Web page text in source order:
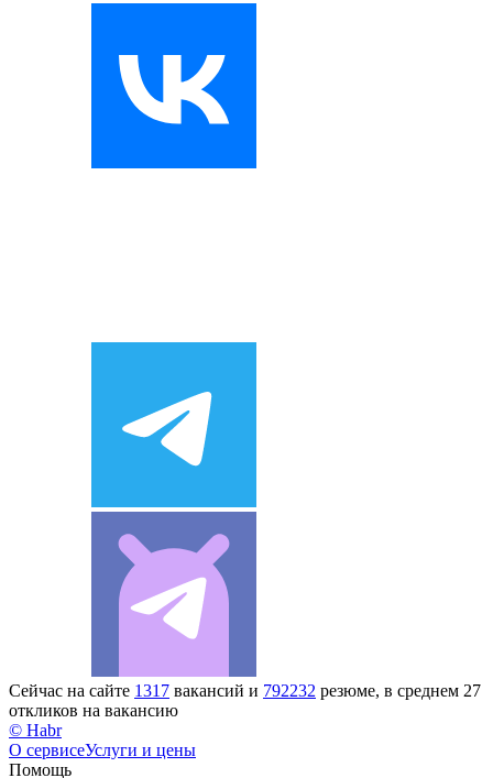
Сейчас на сайте 1317 вакансий и 792232 резюме, в среднем 27
откликов на вакансию
© Habr
О сервисеУслуги и цены
Помощь